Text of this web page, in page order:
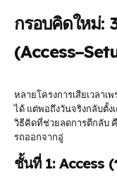
กรอบคิดใหม่:
หลายโครงการเสียเวลา
ได้ แต่พอถึงวันจริงกลับตั้
วิธีคิดที่ช่วยลดการตีกลับ
รถออกจากอู่
ชั้นที่ 1: Access (